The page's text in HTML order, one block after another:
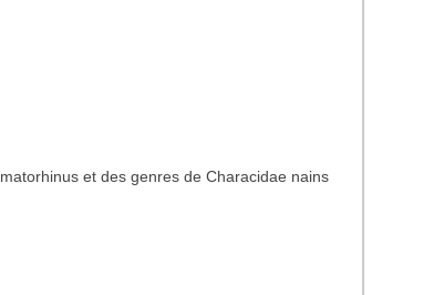
et des genres de Characidae nains